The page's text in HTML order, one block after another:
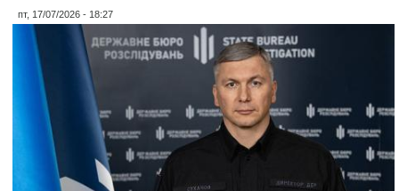
пт, 17/07/2026 - 18:27